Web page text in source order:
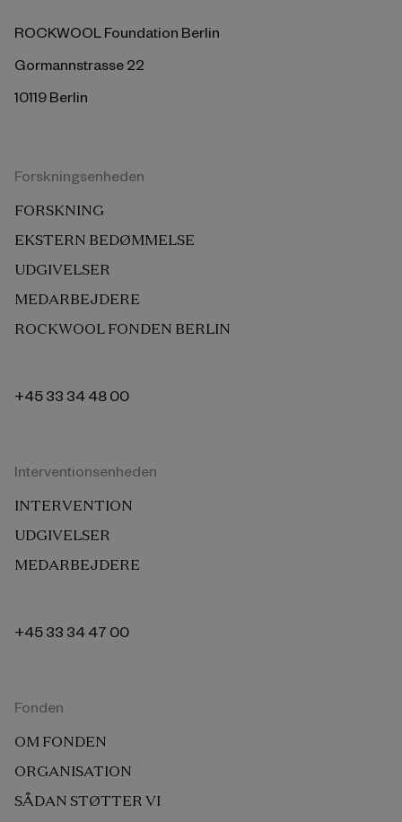
ROCKWOOL Foundation Berlin
Gormannstrasse 22
10119 Berlin
Forskningsenheden
FORSKNING
EKSTERN BEDØMMELSE
UDGIVELSER
MEDARBEJDERE
ROCKWOOL FONDEN BERLIN
+45 33 34 48 00
Interventionsenheden
INTERVENTION
UDGIVELSER
MEDARBEJDERE
+45 33 34 47 00
Fonden
OM FONDEN
ORGANISATION
SÅDAN STØTTER VI